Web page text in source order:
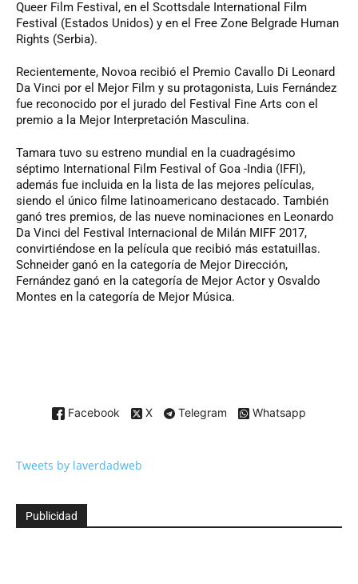
Queer Film Festival, en el Scottsdale International Film
Festival (Estados Unidos) y en el Free Zone Belgrade Human
Rights (Serbia).
Recientemente, Novoa recibió el Premio Cavallo Di Leonard
Da Vinci por el Mejor Film y su protagonista, Luis Fernández
fue reconocido por el jurado del Festival Fine Arts con el
premio a la Mejor Interpretación Masculina.
Tamara tuvo su estreno mundial en la cuadragésimo
séptimo International Film Festival of Goa -India (IFFI),
además fue incluida en la lista de las mejores películas,
siendo el único filme latinoamericano destacado. También
ganó tres premios, de las nueve nominaciones en Leonardo
Da Vinci del Festival Internacional de Milán MIFF 2017,
convirtiéndose en la película que recibió más estatuillas.
Schneider ganó en la categoría de Mejor Dirección,
Fernández ganó en la categoría de Mejor Actor y Osvaldo
Montes en la categoría de Mejor Música.
Facebook X Telegram Whatsapp
Tweets by laverdadweb
Publicidad